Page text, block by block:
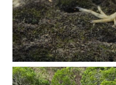
4月に入り、新人教育の為カヤックから落ちた際の救助の実技練習の風景です。 一人前の